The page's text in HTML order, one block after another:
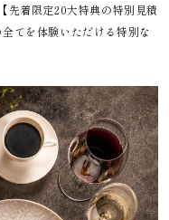
先着限定20大特典の特別見積
てを体験いただける特別な